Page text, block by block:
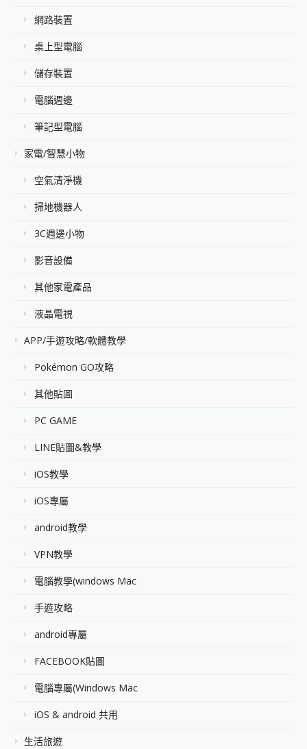
網路裝置
桌上型電腦
儲存裝置
電腦週邊
筆記型電腦
家電/智慧小物
空氣清淨機
掃地機器人
3C週邊小物
影音設備
其他家電產品
液晶電視
APP/手遊攻略/軟體教學
Pokémon GO攻略
其他貼圖
PC GAME
LINE貼圖&教學
iOS教學
iOS專屬
android教學
VPN教學
電腦教學(windows Mac
手遊攻略
android專屬
FACEBOOK貼圖
電腦專屬(Windows Mac
iOS & android 共用
生活旅遊